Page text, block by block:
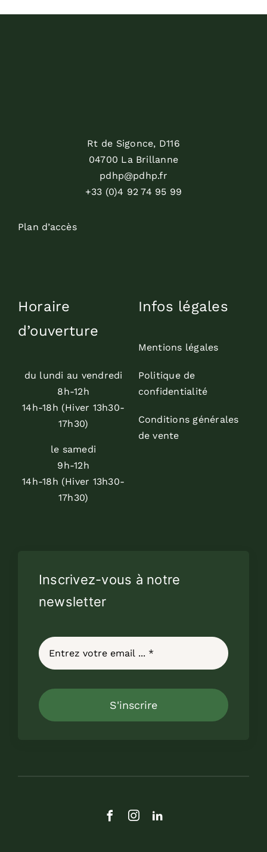
Rt de Sigonce, D116
04700 La Brillanne
pdhp@pdhp.fr
+33 (0)4 92 74 95 99
Plan d’accès
Horaire
d’ouverture
du lundi au vendredi
8h-12h
14h-18h (Hiver 13h30-
17h30)
le samedi
9h-12h
14h-18h (Hiver 13h30-
17h30)
Infos légales
Mentions légales
Politique de
confidentialité
Conditions générales
de vente
Inscrivez-vous à notre
newsletter
S'inscrire